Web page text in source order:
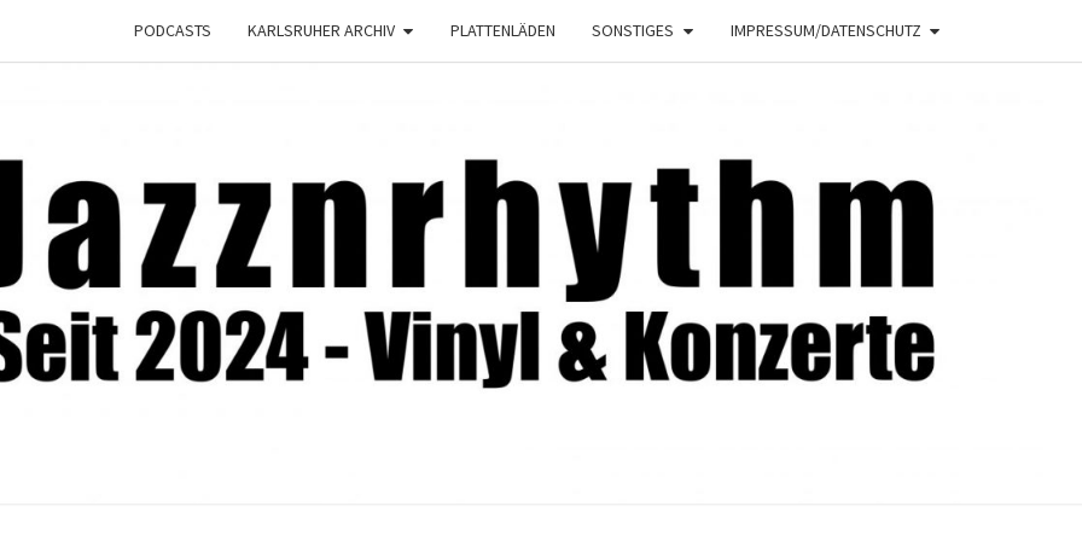
PODCASTS KARLSRUHER ARCHIV PLATTENLÄDEN SONSTIGES IMPRESSUM/DATENSCHUTZ
JAZZNRHYTHM
2024 –
Vinyl &
Konzerte